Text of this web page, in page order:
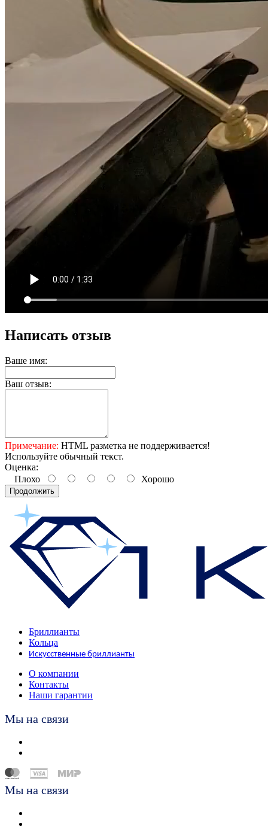
Написать отзыв
Ваше имя:
Ваш отзыв:
Примечание: HTML разметка не поддерживается!
Используйте обычный текст.
Оценка:
Плохо
Хорошо
Продолжить
Бриллианты
Кольца
Искусственные бриллианты
О компании
Контакты
Наши гарантии
Мы на связи
Мы на связи